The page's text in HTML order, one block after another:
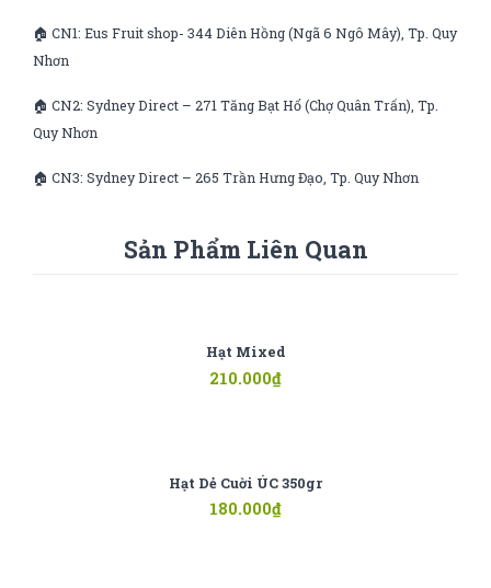
🏠 CN1: Eus Fruit shop- 344 Diên Hồng (Ngã 6 Ngô Mây), Tp. Quy
Nhơn
🏠 CN2: Sydney Direct – 271 Tăng Bạt Hổ (Chợ Quân Trấn), Tp.
Quy Nhơn
🏠 CN3: Sydney Direct – 265 Trần Hưng Đạo, Tp. Quy Nhơn
Sản Phẩm Liên Quan
Hạt Mixed
210.000₫
Hạt Dẻ Cuời ÚC 350gr
180.000₫